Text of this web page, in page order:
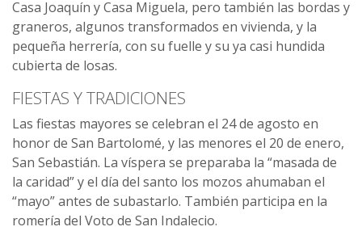
Casa Joaquín y Casa Miguela, pero también las bordas y
graneros, algunos transformados en vivienda, y la
pequeña herrería, con su fuelle y su ya casi hundida
cubierta de losas.
FIESTAS Y TRADICIONES
Las fiestas mayores se celebran el 24 de agosto en
honor de San Bartolomé, y las menores el 20 de enero,
San Sebastián. La víspera se preparaba la “masada de
la caridad” y el día del santo los mozos ahumaban el
“mayo” antes de subastarlo. También participa en la
romería del Voto de San Indalecio.